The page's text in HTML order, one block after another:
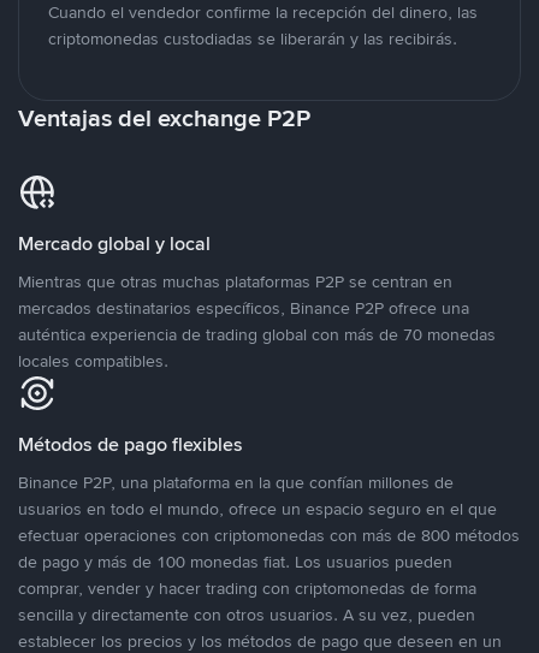
Cuando el vendedor confirme la recepción del dinero, las
criptomonedas custodiadas se liberarán y las recibirás.
Ventajas del exchange P2P
Mercado global y local
Mientras que otras muchas plataformas P2P se centran en
mercados destinatarios específicos, Binance P2P ofrece una
auténtica experiencia de trading global con más de 70 monedas
locales compatibles.
Métodos de pago flexibles
Binance P2P, una plataforma en la que confían millones de
usuarios en todo el mundo, ofrece un espacio seguro en el que
efectuar operaciones con criptomonedas con más de 800 métodos
de pago y más de 100 monedas fiat. Los usuarios pueden
comprar, vender y hacer trading con criptomonedas de forma
sencilla y directamente con otros usuarios. A su vez, pueden
establecer los precios y los métodos de pago que deseen en un